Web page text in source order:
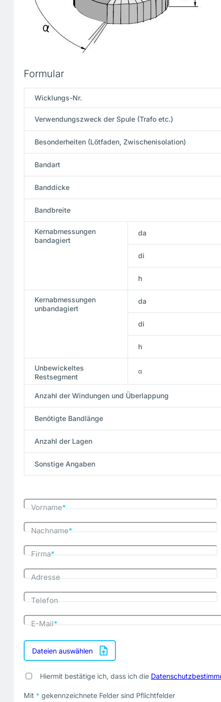
Formular
Wicklungs-Nr.
Verwendungszweck der Spule (Trafo etc.)
Besonderheiten (Lötfaden, Zwischenisolation)
Bandart
Banddicke
Bandbreite
Kernabmessungen
bandagiert
da
di
h
Kernabmessungen
unbandagiert
da
di
h
Unbewickeltes
Restsegment
α
Anzahl der Windungen und Überlappung
Benötigte Bandlänge
Anzahl der Lagen
Sonstige Angaben
Vorname*
Nachname*
Firma*
Adresse
Telefon
E-Mail*
Dateien auswählen
Hiermit bestätige ich, dass ich die
Mit * gekennzeichnete Felder sind Pflichtfelder